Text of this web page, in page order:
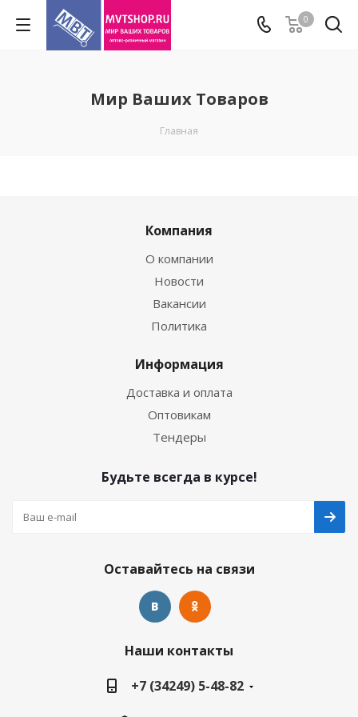
0
Мир Ваших Товаров
Главная
Компания
О компании
Новости
Вакансии
Политика
Информация
Доставка и оплата
Оптовикам
Тендеры
Будьте всегда в курсе!
Оставайтесь на связи
Наши контакты
+7 (34249) 5-48-82